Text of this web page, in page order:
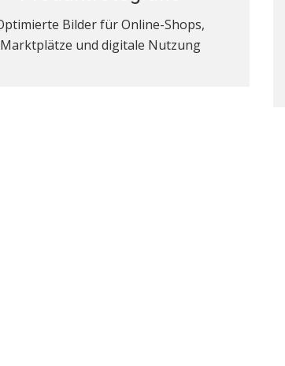
Bilder für Online-Shops,
Marktplätze und digitale Nutzung